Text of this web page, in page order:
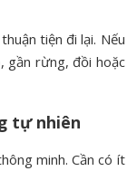
tiện đi lại. Nếu
gần rừng, đồi hoặc
tự nhiên
minh. Cần có ít